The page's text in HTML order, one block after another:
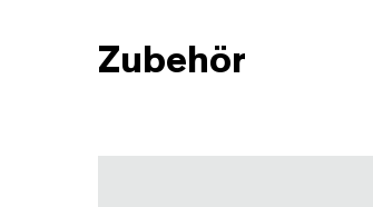
Zubehör